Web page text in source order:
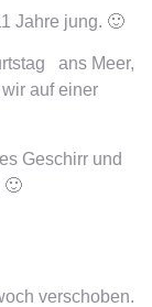
Jahre jung. 🙂
ans Meer,
auf einer
Geschirr und
🙂
verschoben.